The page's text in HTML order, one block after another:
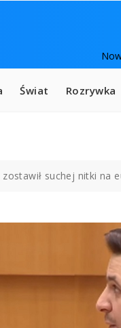
Świat Rozrywka
zostawił suchej nitki